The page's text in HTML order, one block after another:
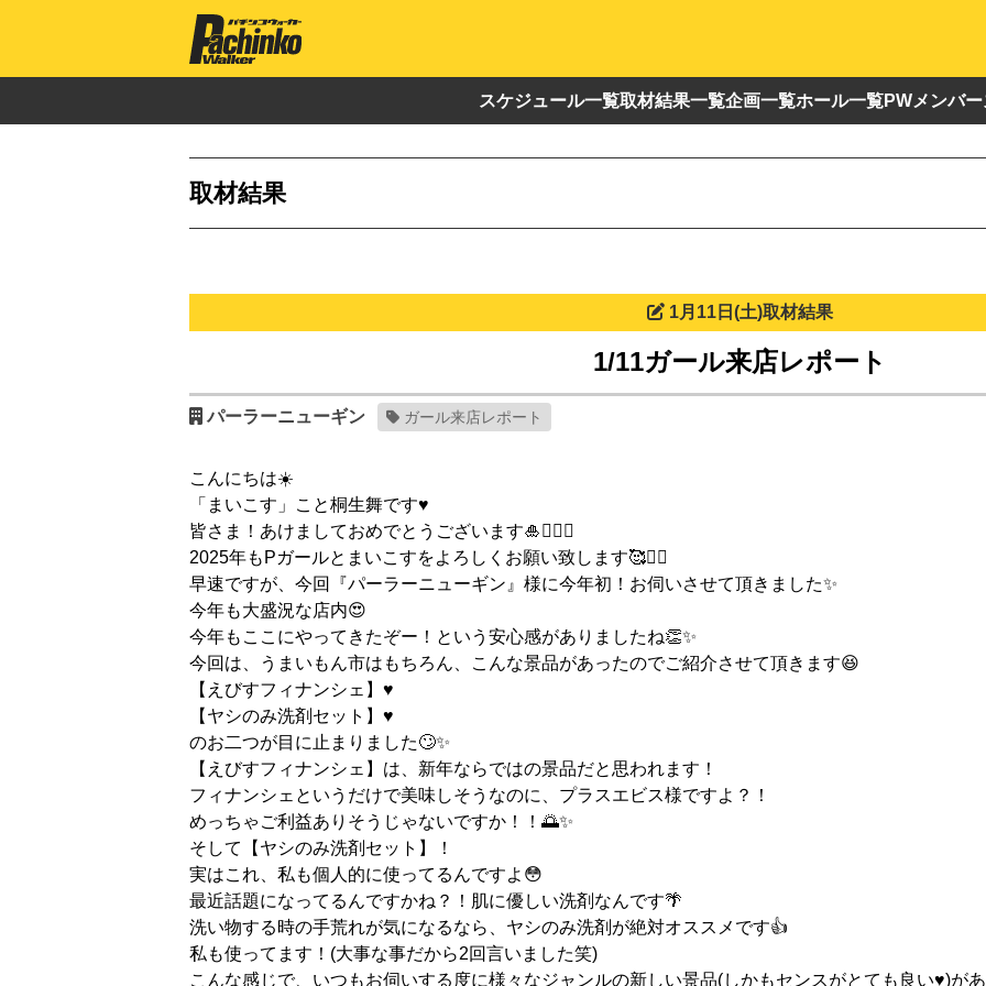
スケジュール一覧取材結果一覧企画一覧ホール一覧PWメンバ
取材結果
1月11日(土)取材結果
1/11ガール来店レポート
パーラーニューギン ガール来店レポート
こんにちは☀️
「まいこす」こと桐生舞です♥️
皆さま！あけましておめでとうございます🎍🙇‍♀️✨
2025年もPガールとまいこすをよろしくお願い致します🥰🙇‍♀️
早速ですが、今回『パーラーニューギン』様に今年初！お伺いさせて頂きました✨
今年も大盛況な店内😍
今年もここにやってきたぞー！という安心感がありましたね👏✨
今回は、うまいもん市はもちろん、こんな景品があったのでご紹介させて頂きます😆
【えびすフィナンシェ】♥️
【ヤシのみ洗剤セット】♥️
のお二つが目に止まりました🙄✨
【えびすフィナンシェ】は、新年ならではの景品だと思われます！
フィナンシェというだけで美味しそうなのに、プラスエビス様ですよ？！
めっちゃご利益ありそうじゃないですか！！🌅✨
そして【ヤシのみ洗剤セット】！
実はこれ、私も個人的に使ってるんですよ😳
最近話題になってるんですかね？！肌に優しい洗剤なんです🌴
洗い物する時の手荒れが気になるなら、ヤシのみ洗剤が絶対オススメです👍
私も使ってます！(大事な事だから2回言いました笑)
こんな感じで、いつもお伺いする度に様々なジャンルの新しい景品(しかもセンスがとても良い♥️)が